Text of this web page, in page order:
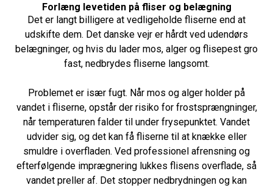
Forlæng levetiden på fliser og belægning
Det er langt billigere at vedligeholde fliserne end at
udskifte dem. Det danske vejr er hårdt ved udendørs
belægninger, og hvis du lader mos, alger og flisepest gro
fast, nedbrydes fliserne langsomt.
Problemet er især fugt. Når mos og alger holder på
vandet i fliserne, opstår der risiko for frostsprængninger,
når temperaturen falder til under frysepunktet. Vandet
udvider sig, og det kan få fliserne til at knække eller
smuldre i overfladen. Ved professionel afrensning og
efterfølgende imprægnering lukkes flisens overflade, så
vandet preller af. Det stopper nedbrydningen og kan